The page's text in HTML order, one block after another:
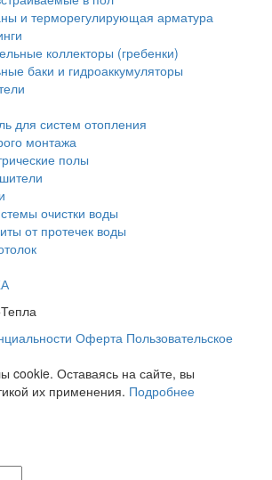
и терморегулирующая арматура
коллекторы (гребенки)
баки и гидроаккумуляторы
для систем отопления
монтажа
полы
очистки воды
от протечек воды
Оферта Пользовательское
cookie. Оставаясь на сайте, вы
их применения. Подробнее